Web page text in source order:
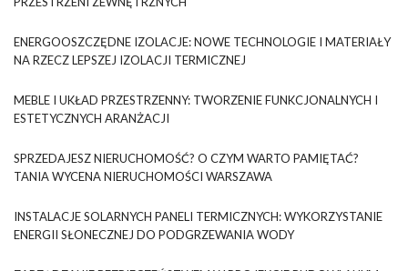
ENERGOOSZCZĘDNE IZOLACJE: NOWE TECHNOLOGIE I MATERIAŁY
NA RZECZ LEPSZEJ IZOLACJI TERMICZNEJ
MEBLE I UKŁAD PRZESTRZENNY: TWORZENIE FUNKCJONALNYCH I
ESTETYCZNYCH ARANŻACJI
SPRZEDAJESZ NIERUCHOMOŚĆ? O CZYM WARTO PAMIĘTAĆ?
TANIA WYCENA NIERUCHOMOŚCI WARSZAWA
INSTALACJE SOLARNYCH PANELI TERMICZNYCH: WYKORZYSTANIE
ENERGII SŁONECZNEJ DO PODGRZEWANIA WODY